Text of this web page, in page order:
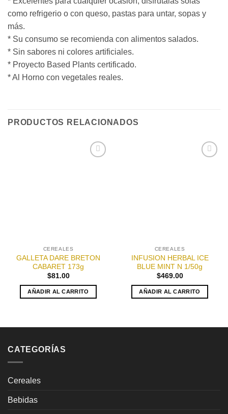
como refrigerio o con queso, pastas para untar, sopas y
más.
* Su consumo se recomienda con alimentos salados.
* Sin sabores ni colores artificiales.
* Proyecto Based Plants certificado.
* Al Horno con vegetales reales.
PRODUCTOS RELACIONADOS
CEREALES
GALLETA DARE BRETON
CABARET 173g
$81.00
AÑADIR AL CARRITO
CEREALES
INFUSION HERBAL ICE
BLUE MINT N 1/50g
$469.00
AÑADIR AL CARRITO
CATEGORÍAS
Cereales
Bebidas